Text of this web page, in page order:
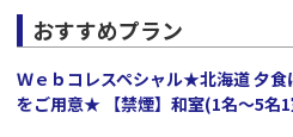
おすすめプラン
Ｗｅｂコレスペシャル★北海道 夕
をご用意★ 【禁煙】和室(1名～5名